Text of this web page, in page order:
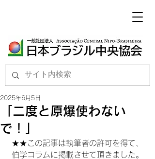
「二度と原爆使わない
で！」
2025年6月5日
★★この記事は執筆者の許可を得て、
伯学コラムに掲載させて頂きました。